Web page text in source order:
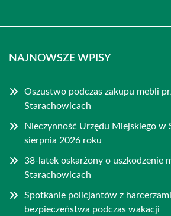
NAJNOWSZE WPISY
Oszustwo podczas zakupu mebli
Starachowicach
Nieczynność Urzędu Miejskiego w
sierpnia 2026 roku
38-latek oskarżony o uszkodzenie
Starachowicach
Spotkanie policjantów z
bezpieczeństwa podczas wakacji